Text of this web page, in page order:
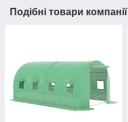
Подібні товари компанії